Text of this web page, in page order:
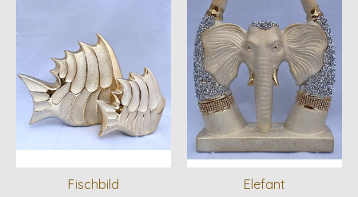
Fischbild
Elefant